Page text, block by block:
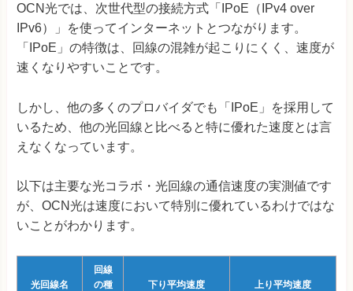
OCN光では、次世代型の接続方式「IPoE（IPv4 over
IPv6）」を使ってインターネットとつながります。
「IPoE」の特徴は、回線の混雑が起こりにくく、速度が
速くなりやすいことです。
しかし、他の多くのプロバイダでも「IPoE」を採用して
いるため、他の光回線と比べると特に優れた速度とは言
えなくなっています。
以下は主要な光コラボ・光回線の通信速度の実測値です
が、OCN光は速度において特別に優れているわけではな
いことがわかります。
光回線名
回線
の種
下り平均速度 上り平均速度